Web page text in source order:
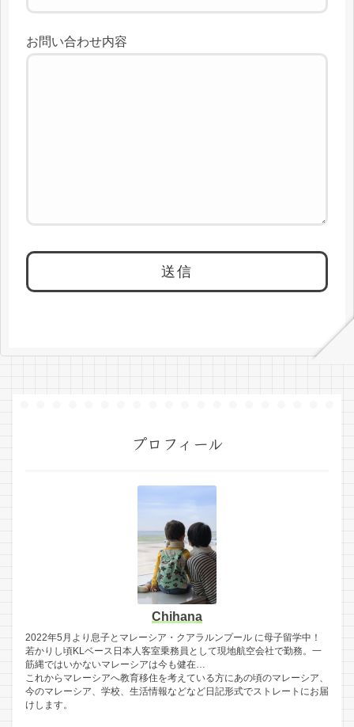
お問い合わせ内容
プロフィール
Chihana
2022年5月より息子とマレーシア・クアラルンプール に母子留学中！
若かりし頃KLベース日本人客室乗務員として現地航空会社で勤務。一
筋縄ではいかないマレーシアは今も健在…
これからマレーシアへ教育移住を考えている方にあの頃のマレーシア、
今のマレーシア、学校、生活情報などなど日記形式でストレートにお届
けします。